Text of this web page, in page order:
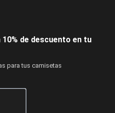
de descuento en tu
para tus camisetas